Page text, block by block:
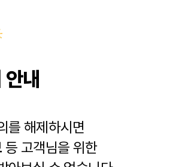
내
를 해제하시면
등 고객님을 위한